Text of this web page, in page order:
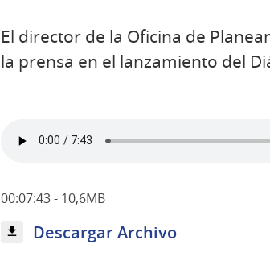
El director de la Oficina de
la prensa en el lanzamiento del
00:07:43 - 10,6MB
Descargar Archivo